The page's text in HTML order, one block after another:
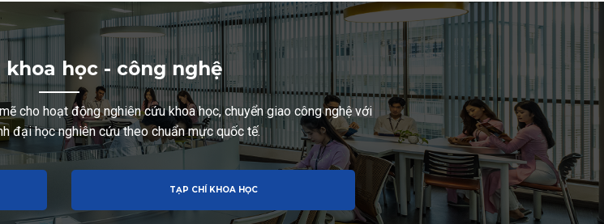
học - công nghệ
cho hoạt động nghiên cứu khoa học, chuyển giao công nghệ với
đại học nghiên cứu theo chuẩn mực quốc tế.
TẠP CHÍ KHOA HỌC